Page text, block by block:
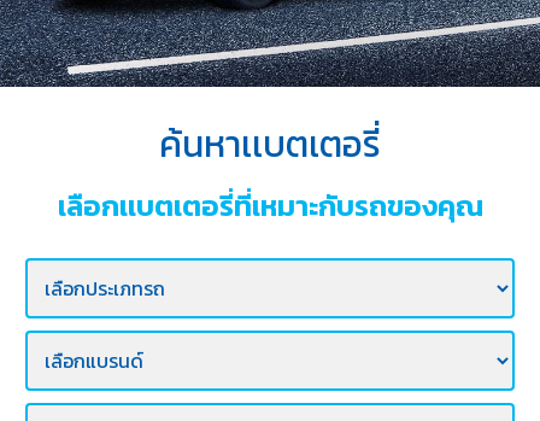
ข่าว
เเละ
กิจกรรม
กับ
ติดต่อ
เรา
E-
ค้นหาเเบตเตอรี่
เลือกเเบตเตอรี่ที่เหมาะกับรถของคุณ